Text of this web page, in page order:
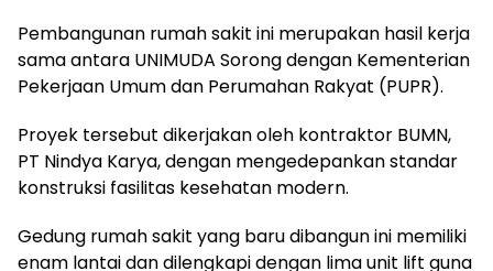
Pembangunan rumah sakit ini merupakan hasil kerja
sama antara UNIMUDA Sorong dengan Kementerian
Pekerjaan Umum dan Perumahan Rakyat (PUPR).
Proyek tersebut dikerjakan oleh kontraktor BUMN,
PT Nindya Karya, dengan mengedepankan standar
konstruksi fasilitas kesehatan modern.
Gedung rumah sakit yang baru dibangun ini memiliki
enam lantai dan dilengkapi dengan lima unit lift guna